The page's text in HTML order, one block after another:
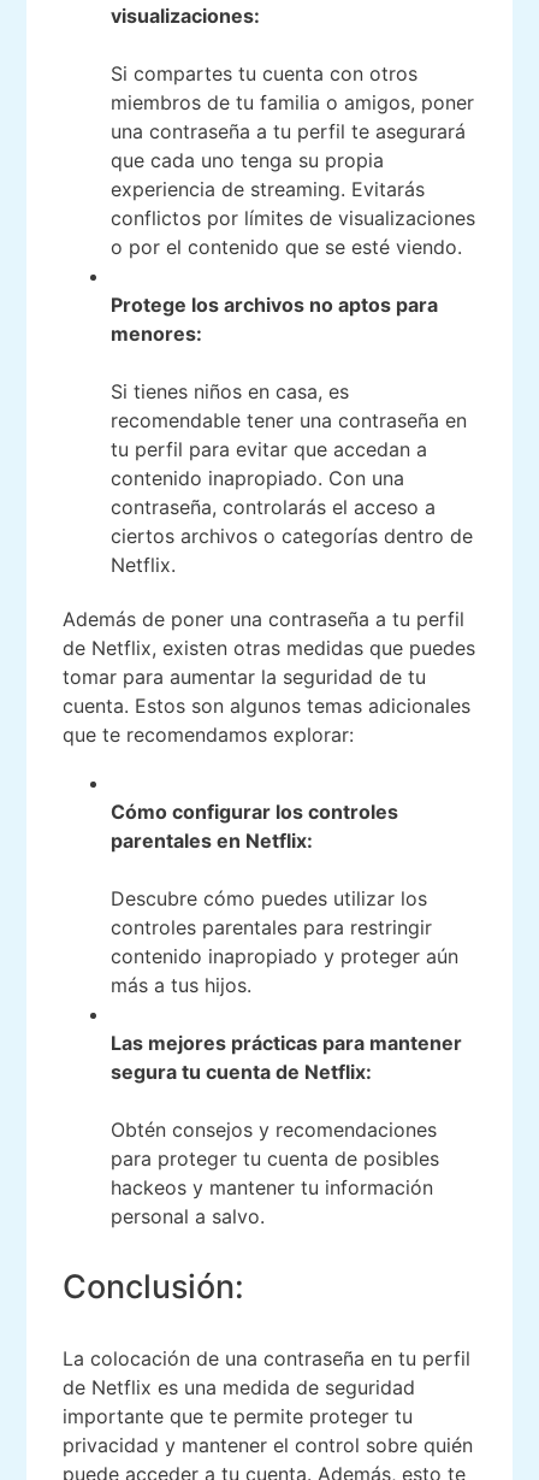
visualizaciones:
Si compartes tu cuenta con otros
miembros de tu familia o amigos, poner
una contraseña a tu perfil te asegurará
que cada uno tenga su propia
experiencia de streaming. Evitarás
conflictos por límites de visualizaciones
o por el contenido que se esté viendo.
Protege los archivos no aptos para
menores:
Si tienes niños en casa, es
recomendable tener una contraseña en
tu perfil para evitar que accedan a
contenido inapropiado. Con una
contraseña, controlarás el acceso a
ciertos archivos o categorías dentro de
Netflix.
Además de poner una contraseña a tu perfil
de Netflix, existen otras medidas que puedes
tomar para aumentar la seguridad de tu
cuenta. Estos son algunos temas adicionales
que te recomendamos explorar:
Cómo configurar los controles
parentales en Netflix:
Descubre cómo puedes utilizar los
controles parentales para restringir
contenido inapropiado y proteger aún
más a tus hijos.
Las mejores prácticas para mantener
segura tu cuenta de Netflix:
Obtén consejos y recomendaciones
para proteger tu cuenta de posibles
hackeos y mantener tu información
personal a salvo.
Conclusión:
La colocación de una contraseña en tu perfil
de Netflix es una medida de seguridad
importante que te permite proteger tu
privacidad y mantener el control sobre quién
puede acceder a tu cuenta. Además, esto te